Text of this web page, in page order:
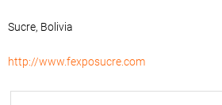
Sucre, Bolivia
http://www.fexposucre.com